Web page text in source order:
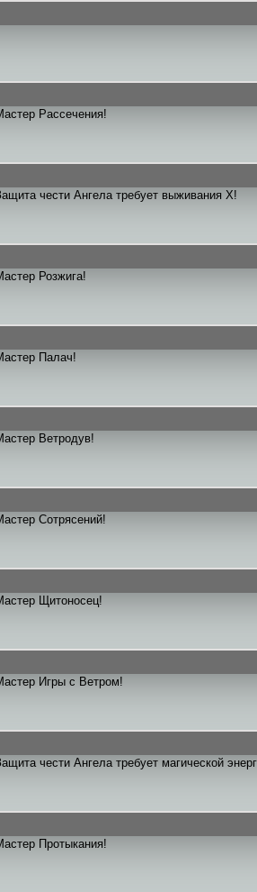
Рассечения!
чести Ангела требует выживания X!
Розжига!
Палач!
Ветродув!
Сотрясений!
Щитоносец!
Игры с Ветром!
чести Ангела требует магической
Протыкания!